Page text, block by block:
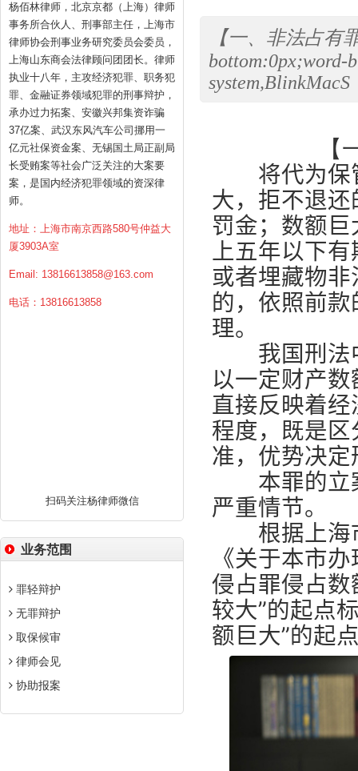
杨佰林律师，北京京都（上海）律师
事务所合伙人、刑事部主任，上海市
律师协会刑事业务研究委员会委员，
上海山东商会法律顾问团团长。律师
执业十八年，主攻经济犯罪、职务犯
罪、金融证券领域犯罪的刑事辩护，
承办过力拓案、安徽兴邦集资诈骗
37亿案、武汉东风汽车公司挪用一
亿元社保资金案、无锡国土局正副局
长受贿案等社会广泛关注的大案要
案，是国内经济犯罪领域的资深律
师。
地址：上海市南京西路580号仲益大
厦3903A室
Email: 13816613858@163.com
电话：13816613858
扫码关注杨律师微信
业务范围
罪轻辩护
无罪辩护
取保候审
律师会见
协助报案
【一、非法占有
bottom:0px;word-
system,BlinkMacS
将代为保管
大，拒不退
罚金；数额
上五年以下
或者埋藏物
的，依照前
理。
我国刑法中
以一定财产
直接反映着
程度，既是
准，优势决
本罪的立案
严重情节。
根据上海市
《关于本市
侵占罪侵占
较大”的起点
额巨大”的起